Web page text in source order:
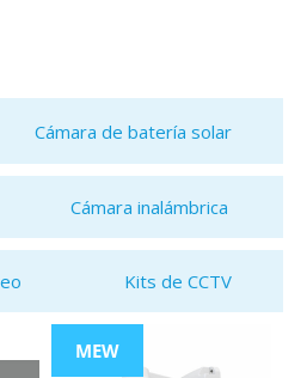
Cámara de batería solar
Cámara inalámbrica
Kits de CCTV
MEW